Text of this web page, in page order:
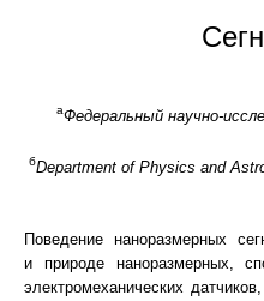
аФедеральный научно-
бDepartment of Physics and
Поведение наноразмерных
и природе наноразмерных,
электромеханических